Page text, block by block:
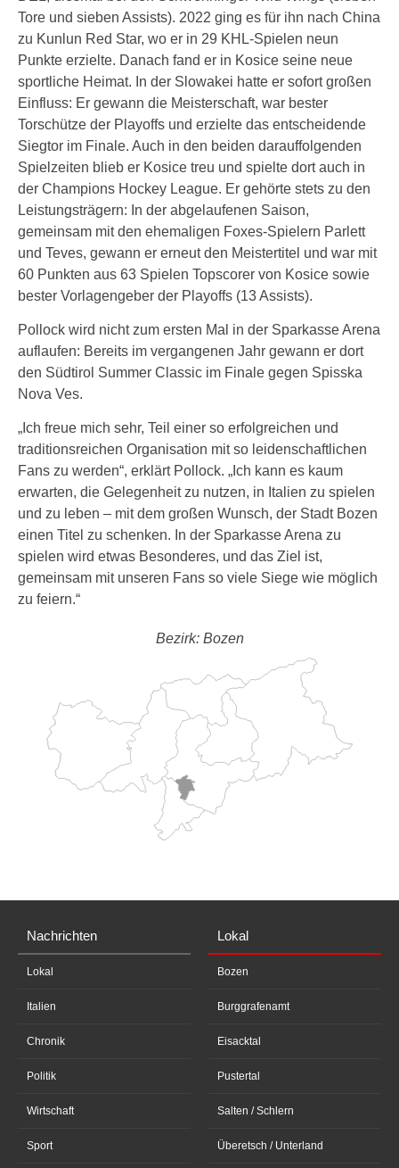
Tore und sieben Assists). 2022 ging es für ihn nach China
zu Kunlun Red Star, wo er in 29 KHL-Spielen neun
Punkte erzielte. Danach fand er in Kosice seine neue
sportliche Heimat. In der Slowakei hatte er sofort großen
Einfluss: Er gewann die Meisterschaft, war bester
Torschütze der Playoffs und erzielte das entscheidende
Siegtor im Finale. Auch in den beiden darauffolgenden
Spielzeiten blieb er Kosice treu und spielte dort auch in
der Champions Hockey League. Er gehörte stets zu den
Leistungsträgern: In der abgelaufenen Saison,
gemeinsam mit den ehemaligen Foxes-Spielern Parlett
und Teves, gewann er erneut den Meistertitel und war mit
60 Punkten aus 63 Spielen Topscorer von Kosice sowie
bester Vorlagengeber der Playoffs (13 Assists).
Pollock wird nicht zum ersten Mal in der Sparkasse Arena
auflaufen: Bereits im vergangenen Jahr gewann er dort
den Südtirol Summer Classic im Finale gegen Spisska
Nova Ves.
„Ich freue mich sehr, Teil einer so erfolgreichen und
traditionsreichen Organisation mit so leidenschaftlichen
Fans zu werden“, erklärt Pollock. „Ich kann es kaum
erwarten, die Gelegenheit zu nutzen, in Italien zu spielen
und zu leben – mit dem großen Wunsch, der Stadt Bozen
einen Titel zu schenken. In der Sparkasse Arena zu
spielen wird etwas Besonderes, und das Ziel ist,
gemeinsam mit unseren Fans so viele Siege wie möglich
zu feiern.“
Bezirk: Bozen
Nachrichten
Lokal
Italien
Chronik
Politik
Wirtschaft
Sport
Lokal
Bozen
Burggrafenamt
Eisacktal
Pustertal
Salten / Schlern
Überetsch / Unterland